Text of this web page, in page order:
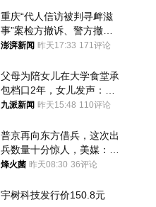
重庆“代人信访被判寻衅滋
事”案检方撤诉、警方撤
案，两被告人获国赔
澎湃新闻 昨天17:33 171评论
父母为陪女儿在大学食堂承
包档口2年，女儿发声：初
衷是为了陪伴，毕业后将不
九派新闻 昨天15:48 110评论
普京再向东方借兵，这次出
兵数量十分惊人，美媒：俄
朝要动真格？
烽火菌 昨天08:30 36评论
宇树科技发行价150.8元